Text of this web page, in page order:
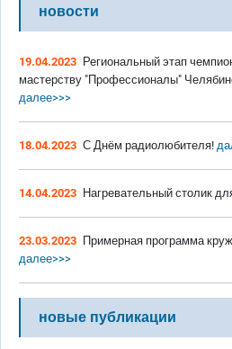
новости
19.04.2023 Региональный этап
мастерству "Профессионалы"
далее>>>
18.04.2023 С Днём радиолюбителя!
14.04.2023 Нагревательный столик
23.03.2023 Примерная программа
далее>>>
новые публикации